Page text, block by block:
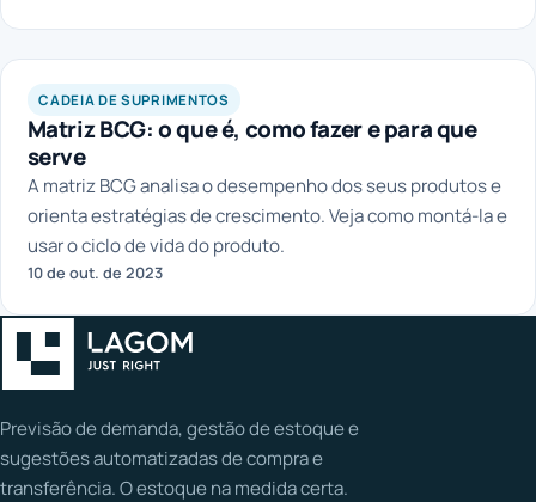
CADEIA DE SUPRIMENTOS
Matriz BCG: o que é, como fazer e para que
serve
A matriz BCG analisa o desempenho dos seus produtos e
orienta estratégias de crescimento. Veja como montá-la e
usar o ciclo de vida do produto.
10 de out. de 2023
Previsão de demanda, gestão de estoque e
sugestões automatizadas de compra e
transferência. O estoque na medida certa.